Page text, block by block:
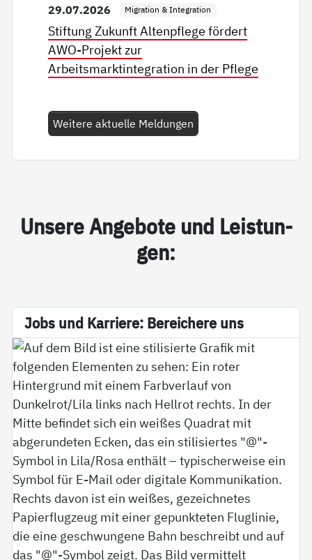
29.07.2026 Migration & Integration
Stiftung Zukunft Altenpflege fördert
AWO-Projekt zur
Arbeitsmarktintegration in der Pflege
Weitere aktuelle Meldungen
Un­se­re An­ge­bo­te und Leis­tun­
gen:
Jobs und Kar­rie­re: Be­rei­che­re uns